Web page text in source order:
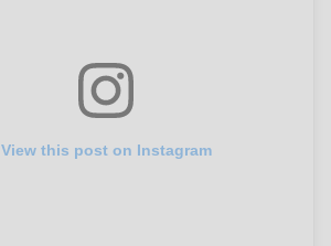
View this post on Instagram